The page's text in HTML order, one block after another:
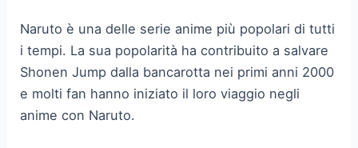
Naruto è una delle serie anime più popolari di tutti
i tempi. La sua popolarità ha contribuito a salvare
Shonen Jump dalla bancarotta nei primi anni 2000
e molti fan hanno iniziato il loro viaggio negli
anime con Naruto.